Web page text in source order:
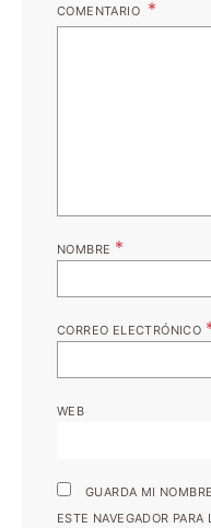
COMENTARIO
NOMBRE *
CORREO ELECTRÓNICO
WEB
GUARDA MI
ESTE NAVEGADOR